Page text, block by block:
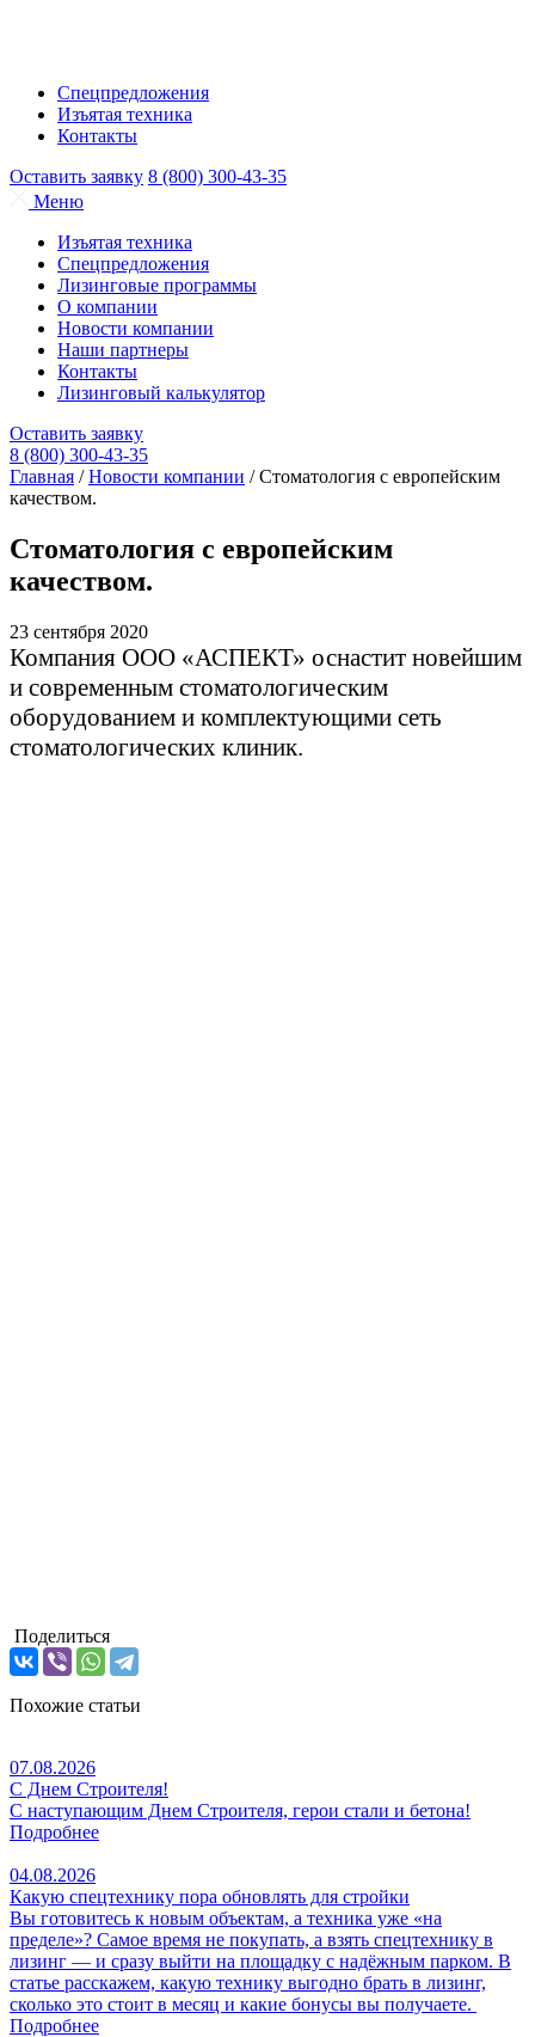
Спецпредложения
Изъятая техника
Контакты
Оставить заявку 8 (800) 300-43-35
Меню
Изъятая техника
Спецпредложения
Лизинговые программы
О компании
Новости компании
Наши партнеры
Контакты
Лизинговый калькулятор
Оставить заявку
8 (800) 300-43-35
Главная /Новости компании /Стоматология с европейским
качеством.
Стоматология с европейским
качеством.
23 сентября 2020
Компания ООО «АСПЕКТ» оснастит новейшим
и современным стоматологическим
оборудованием и комплектующими сеть
стоматологических клиник.
Поделиться
Похожие статьи
07.08.2026
С Днем Строителя!
С наступающим Днем Строителя, герои стали и бетона!
Подробнее
04.08.2026
Какую спецтехнику пора обновлять для стройки
Вы готовитесь к новым объектам, а техника уже «на
пределе»? Самое время не покупать, а взять спецтехнику в
лизинг — и сразу выйти на площадку с надёжным парком. В
статье расскажем, какую технику выгодно брать в лизинг,
сколько это стоит в месяц и какие бонусы вы получаете.
Подробнее